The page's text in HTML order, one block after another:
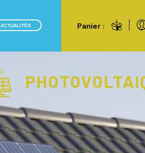
ACTUALITÉS Panier :